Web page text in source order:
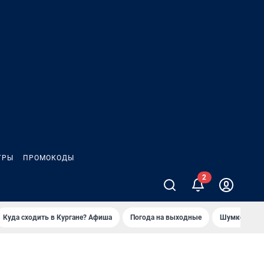
ПРОМОКОДЫ
Куда сходить в Кургане? Афиша Погода на выходные Шумков в